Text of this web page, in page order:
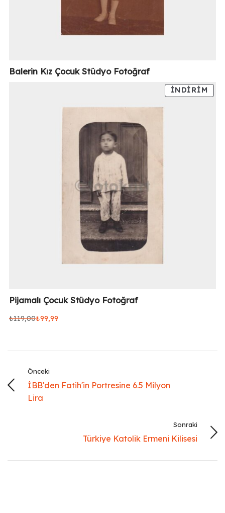
Balerin Kız Çocuk Stüdyo Fotoğraf
İNDIRIM
Pijamalı Çocuk Stüdyo Fotoğraf
₺119,00
Orijinal
₺99,99
Şu
Önceki
İBB'den Fatih'in Portresine 6.5 Milyon
Lira
Sonraki
Türkiye Katolik Ermeni Kilisesi